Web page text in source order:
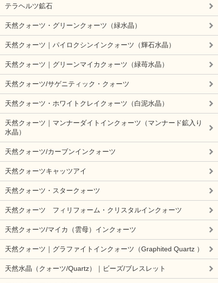
テラヘルツ鉱石
天然クォーツ・グリーンクォーツ（緑水晶）
天然クォーツ｜パイロクシンインクォーツ（輝石水晶）
天然クォーツ｜グリーンマイカクォーツ（緑苺水晶）
天然クォーツ/サゲニティック・クォーツ
天然クォーツ・ホワイトクレイクォーツ（白泥水晶）
天然クォーツ｜マンナーダイトインクォーツ（マンナード鉱入り
水晶）
天然クォーツ/カーブンインクォーツ
天然クォーツキャッツアイ
天然クォーツ・スタークォーツ
天然クォーツ フィリフォーム・クリスタルインクォーツ
天然クォーツ/マイカ（雲母）インクォーツ
天然クォーツ｜グラファイトインクォーツ（Graphited Quartz ）
天然水晶（クォーツ/Quartz）｜ビーズ/ブレスレット